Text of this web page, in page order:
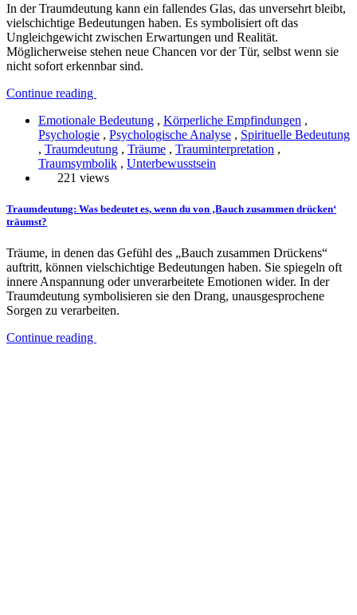
In der Traumdeutung kann ein fallendes Glas, das unversehrt bleibt,
vielschichtige Bedeutungen haben. Es symbolisiert oft das
Ungleichgewicht zwischen Erwartungen und Realität.
Möglicherweise stehen neue Chancen vor der Tür, selbst wenn sie
nicht sofort erkennbar sind.
Continue reading
Emotionale Bedeutung , Körperliche Empfindungen ,
Psychologie , Psychologische Analyse , Spirituelle Bedeutung
, Traumdeutung , Träume , Trauminterpretation ,
Traumsymbolik , Unterbewusstsein
221 views
Traumdeutung: Was bedeutet es, wenn du von ‚Bauch zusammen drücken‘
träumst?
Träume, in denen das Gefühl des „Bauch zusammen Drückens“
auftritt, können vielschichtige Bedeutungen haben. Sie spiegeln oft
innere Anspannung oder unverarbeitete Emotionen wider. In der
Traumdeutung symbolisieren sie den Drang, unausgesprochene
Sorgen zu verarbeiten.
Continue reading